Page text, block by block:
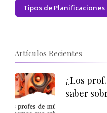
Tipos de Planificaciones
Artículos Recientes
¿Los
saber